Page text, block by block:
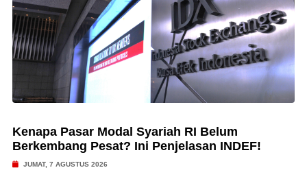
Kenapa Pasar Modal Syariah RI Belum
Berkembang Pesat? Ini Penjelasan INDEF!
JUMAT, 7 AGUSTUS 2026